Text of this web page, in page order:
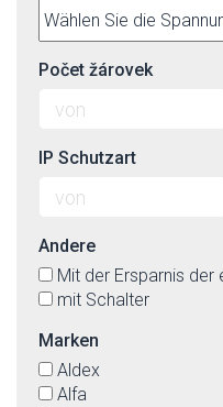
titan
transparent
türkis
weiß
wenge
Počet žárovek
IP Schutzart
Andere
Mit der Ersparnis der
mit Schalter
Marken
Aldex
Alfa